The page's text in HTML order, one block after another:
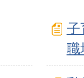
子
職